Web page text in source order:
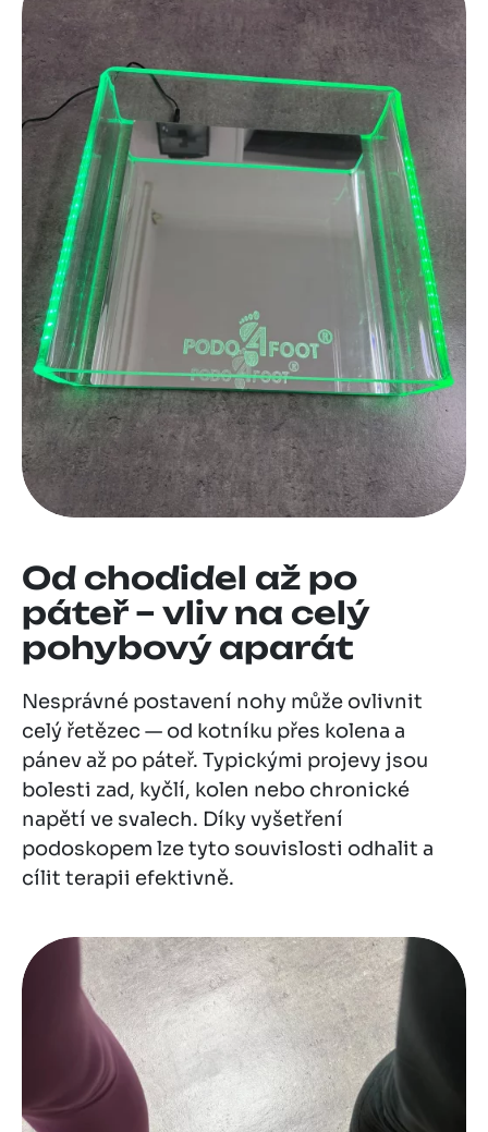
Od chodidel až po
páteř – vliv na celý
pohybový aparát
Nesprávné postavení nohy může ovlivnit
celý řetězec — od kotníku přes kolena a
pánev až po páteř. Typickými projevy jsou
bolesti zad, kyčlí, kolen nebo chronické
napětí ve svalech. Díky vyšetření
podoskopem lze tyto souvislosti odhalit a
cílit terapii efektivně.